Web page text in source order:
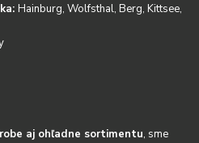
Hainburg, Wolfsthal, Berg, Kittsee,
aj ohľadne sortimentu, sme